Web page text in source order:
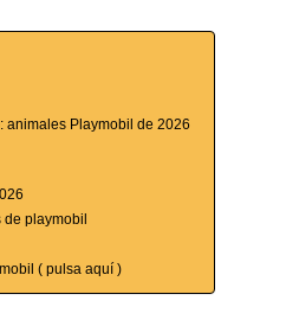
animales Playmobil de 2026
de playmobil
( pulsa aquí )